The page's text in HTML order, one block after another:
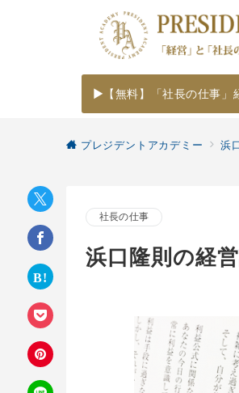
▶【無料】「社長の仕事」
プレジデントアカデミー 浜
社長の仕事
浜口隆則の経